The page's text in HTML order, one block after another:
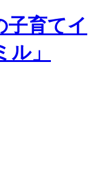
子育てイ
」